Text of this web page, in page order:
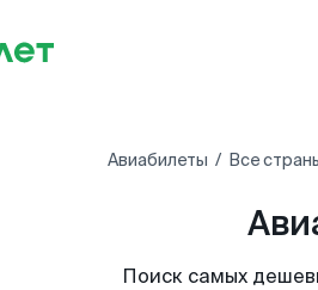
Авиабилеты Все
Поиск самых